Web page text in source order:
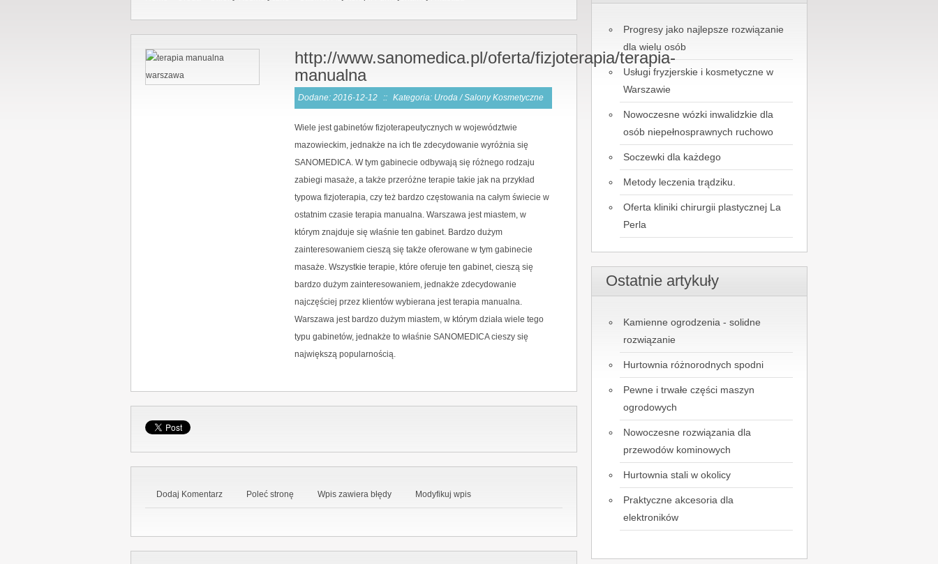
http://www.sanomedica.pl/oferta/fizjoterapia/terapia-
manualna
Dodane: 2016-12-12 :: Kategoria: Uroda / Salony Kosmetyczne
Wiele jest gabinetów fizjoterapeutycznych w województwie
mazowieckim, jednakże na ich tle zdecydowanie wyróżnia się
SANOMEDICA. W tym gabinecie odbywają się różnego rodzaju
zabiegi masaże, a także przeróżne terapie takie jak na przykład
typowa fizjoterapia, czy też bardzo częstowania na całym świecie w
ostatnim czasie terapia manualna. Warszawa jest miastem, w
którym znajduje się właśnie ten gabinet. Bardzo dużym
zainteresowaniem cieszą się także oferowane w tym gabinecie
masaże. Wszystkie terapie, które oferuje ten gabinet, cieszą się
bardzo dużym zainteresowaniem, jednakże zdecydowanie
najczęściej przez klientów wybierana jest terapia manualna.
Warszawa jest bardzo dużym miastem, w którym działa wiele tego
typu gabinetów, jednakże to właśnie SANOMEDICA cieszy się
największą popularnością.
Dodaj Komentarz Poleć stronę Wpis zawiera błędy Modyfikuj wpis
Progresy jako najlepsze rozwiązanie
dla wielu osób
Usługi fryzjerskie i kosmetyczne w
Warszawie
Nowoczesne wózki inwalidzkie dla
osób niepełnosprawnych ruchowo
Soczewki dla każdego
Metody leczenia trądziku.
Oferta kliniki chirurgii plastycznej La
Perla
Ostatnie artykuły
Kamienne ogrodzenia - solidne
rozwiązanie
Hurtownia różnorodnych spodni
Pewne i trwałe części maszyn
ogrodowych
Nowoczesne rozwiązania dla
przewodów kominowych
Hurtownia stali w okolicy
Praktyczne akcesoria dla
elektroników